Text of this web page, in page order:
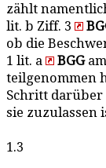
zählt
lit. b Ziff. 3
ob die
1 lit. a
BGG
teilgenommen
Schritt darüber
sie zuzulassen
1.3